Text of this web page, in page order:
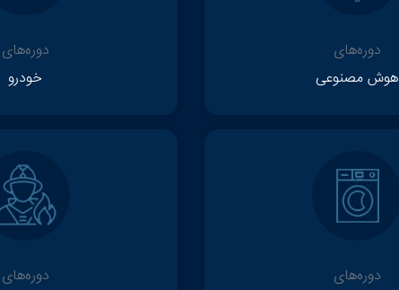
دوره‌های
هوش مصنوعی
دوره‌های
خودرو
دوره‌های
دوره‌های